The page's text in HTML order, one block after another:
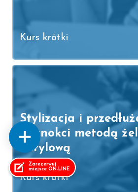
Zarezerwuj
miejsce ON-LINE
Kurs krótki
Stylizacja i
paznokci metodą
akrylową
Kurs krótki